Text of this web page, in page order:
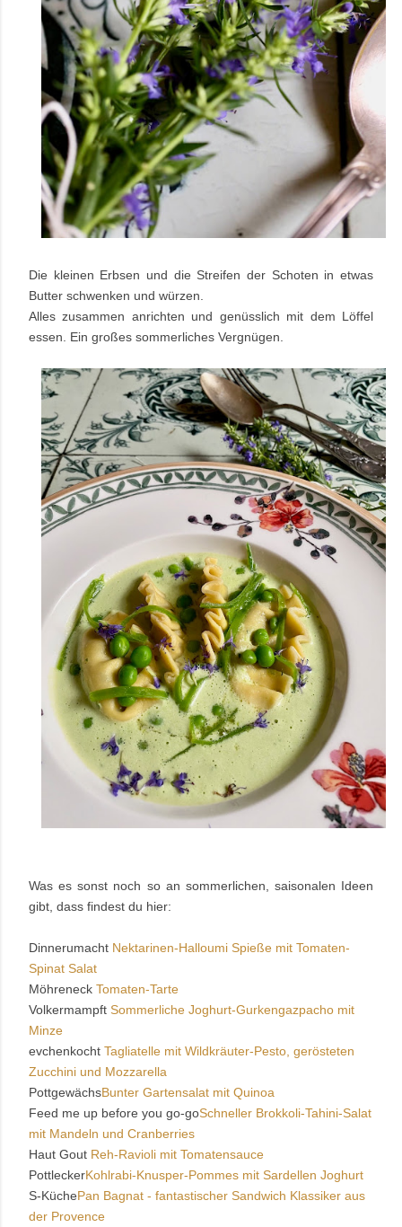
Die kleinen Erbsen und die Streifen der Schoten in etwas
Butter schwenken und würzen.
Alles zusammen anrichten und genüsslich mit dem Löffel
essen. Ein großes sommerliches Vergnügen.
Was es sonst noch so an sommerlichen, saisonalen Ideen
gibt, dass findest du hier:
Dinnerumacht Nektarinen-Halloumi Spieße mit Tomaten-
Spinat Salat
Möhreneck Tomaten-Tarte
Volkermampft Sommerliche Joghurt-Gurkengazpacho mit
Minze
evchenkocht Tagliatelle mit Wildkräuter-Pesto, gerösteten
Zucchini und Mozzarella
PottgewächsBunter Gartensalat mit Quinoa
Feed me up before you go-goSchneller Brokkoli-Tahini-Salat
mit Mandeln und Cranberries
Haut Gout Reh-Ravioli mit Tomatensauce
PottleckerKohlrabi-Knusper-Pommes mit Sardellen Joghurt
S-KüchePan Bagnat - fantastischer Sandwich Klassiker aus
der Provence